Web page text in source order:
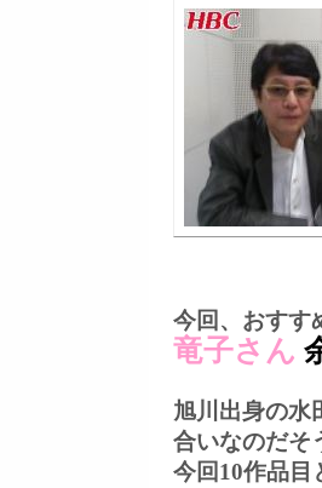
今回、おす
竜子さん
旭川出身の水
合いなのだそ
今回10作品目